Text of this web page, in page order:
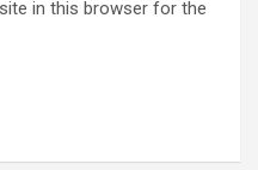
in this browser for the